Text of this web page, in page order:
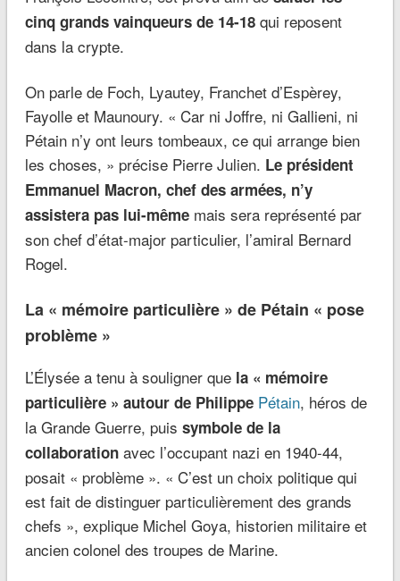
cinq grands vainqueurs de 14-18 qui reposent
dans la crypte.
On parle de Foch, Lyautey, Franchet d’Espèrey,
Fayolle et Maunoury. « Car ni Joffre, ni Gallieni, ni
Pétain n’y ont leurs tombeaux, ce qui arrange bien
les choses, » précise Pierre Julien. Le président
Emmanuel Macron, chef des armées, n’y
assistera pas lui-même mais sera représenté par
son chef d’état-major particulier, l’amiral Bernard
Rogel.
La « mémoire particulière » de Pétain « pose
problème »
L’Élysée a tenu à souligner que la « mémoire
particulière » autour de Philippe Pétain, héros de
la Grande Guerre, puis symbole de la
collaboration avec l’occupant nazi en 1940-44,
posait « problème ». « C’est un choix politique qui
est fait de distinguer particulièrement des grands
chefs », explique Michel Goya, historien militaire et
ancien colonel des troupes de Marine.